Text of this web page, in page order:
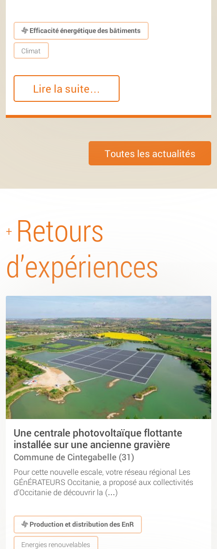
Efficacité énergétique des bâtiments
Climat
Lire la suite…
Toutes les actualités
+ Retours
d’expériences
Une centrale photovoltaïque flottante
installée sur une ancienne gravière
Commune de Cintegabelle (31)
Pour cette nouvelle escale, votre réseau régional Les
GÉnÉRATEURS Occitanie, a proposé aux collectivités
d’Occitanie de découvrir la (…)
Production et distribution des EnR
Energies renouvelables